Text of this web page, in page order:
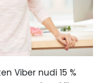
Viber nudi 15 %